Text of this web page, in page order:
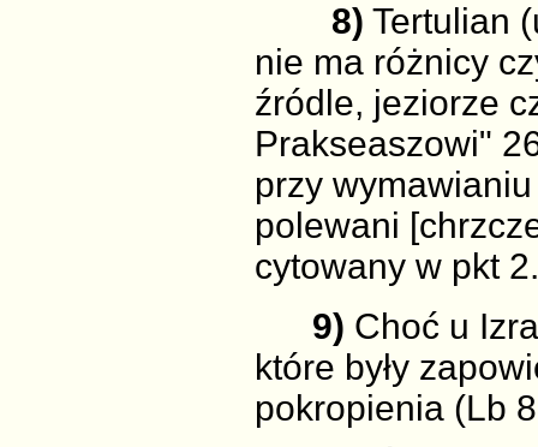
8) Tertulian
nie ma różnicy
źródle, jeziorze
Prakseaszowi"
przy
polewani
cytowany w pkt 2.
9) Choć u
które były
pokropienia (Lb